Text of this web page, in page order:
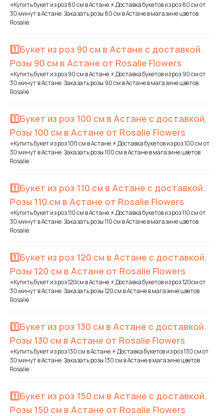
⭐Купить букет из роз 80 см в Астане.⚡ Доставка букетов из роз 80 см от
30 минут в Астане. Заказать розы 80 см в Астане в магазине цветов
Rosalie
1️⃣Букет из роз 90 см в Астане с доставкой.
Розы 90 см в Астане от Rosalie Flowers
⭐Купить букет из роз 90 см в Астане.⚡ Доставка букетов из роз 90 см от
30 минут в Астане. Заказать розы 90 см в Астане в магазине цветов
Rosalie
1️⃣Букет из роз 100 см в Астане с доставкой.
Розы 100 см в Астане от Rosalie Flowers
⭐Купить букет из роз 100 см в Астане.⚡ Доставка букетов из роз 100 см от
30 минут в Астане. Заказать розы 100 см в Астане в магазине цветов
Rosalie
1️⃣Букет из роз 110 см в Астане с доставкой.
Розы 110 см в Астане от Rosalie Flowers
⭐Купить букет из роз 110 см в Астане.⚡ Доставка букетов из роз 110 см от
30 минут в Астане. Заказать розы 110 см в Астане в магазине цветов
Rosalie
1️⃣Букет из роз 120 см в Астане с доставкой.
Розы 120 см в Астане от Rosalie Flowers
⭐Купить букет из роз 120см в Астане.⚡ Доставка букетов из роз 120см от
30 минут в Астане. Заказать розы 120 см в Астане в магазине цветов
Rosalie
1️⃣Букет из роз 130 см в Астане с доставкой.
Розы 130 см в Астане от Rosalie Flowers
⭐Купить букет из роз 130 см в Астане.⚡ Доставка букетов из роз 130 см от
30 минут в Астане. Заказать розы 130 см в Астане в магазине цветов
Rosalie
1️⃣Букет из роз 150 см в Астане с доставкой.
Розы 150 см в Астане от Rosalie Flowers